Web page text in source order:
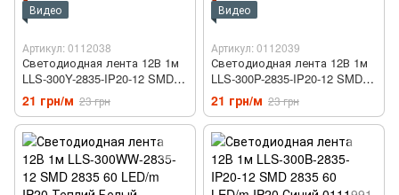
Видео
Артикул: 0112038
Светодиодная лента 12В 1м
LLS-300Y-2835-IP20-12 SMD
2835 60 LED/m IP20 Желтый
21 грн/м 23 грн
Видео
Артикул: 0112039
Светодиодная лента 12В 1м
LLS-300P-2835-IP20-12 SMD
2835 60 LED/m IP20 Розовый
21 грн/м 23 грн